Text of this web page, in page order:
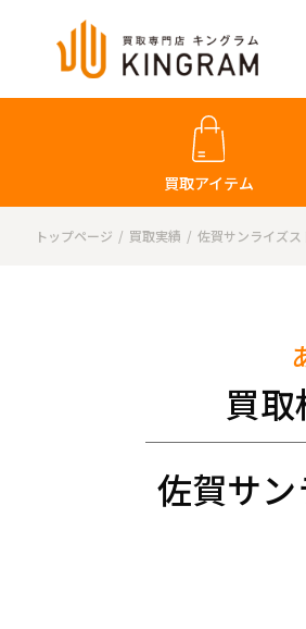
買取アイテム
トップページ 買取実績 佐賀サンライズス
佐賀サ
買